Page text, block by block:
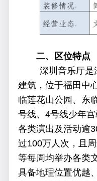
二、区位特点
深圳音乐厅是
建筑，位于福田中
临莲花山公园、东
号线、4号线少年宫
各类演出及活动逾3
过100万人次，且
等每周均举办各类
具备地理位置优越